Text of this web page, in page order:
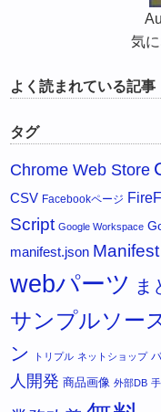
気
よく読まれている記事
タグ
Chrome Web Store
CSV Facebookページ
Script Google Workspace
manifest.json
webパーツ ま
サンプルソー
ン
トリプル ネットショップ
人開発 商品画像 外部DB